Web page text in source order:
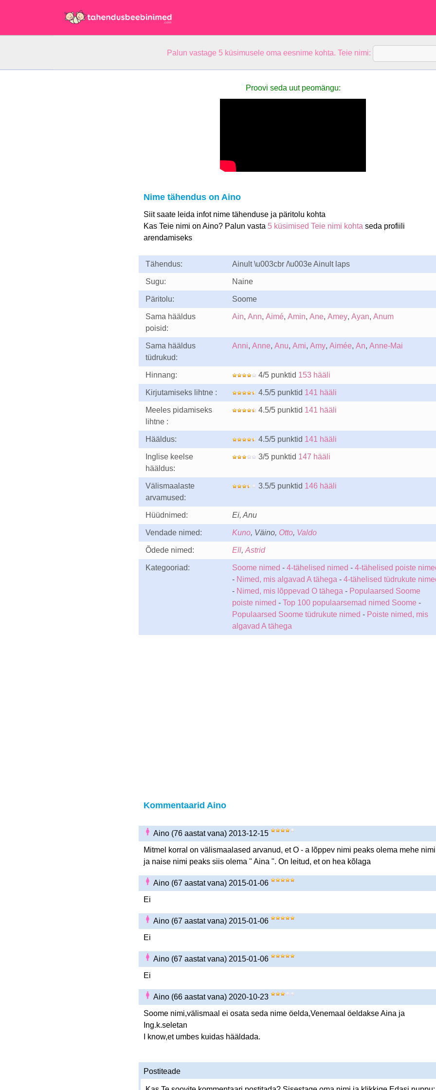
Palun vastage 5 küsimusele oma eesnime kohta. Teie nimi:
Proovi seda uut peomängu:
Nime tähendus on Aino
Siit saate leida infot nime tähenduse ja päritolu kohta
Kas Teie nimi on Aino? Palun vasta 5 küsimised Teie nimi kohta seda profiili
arendamiseks
Tähendus: Ainult \u003cbr /\u003e Ainult laps
Sugu: Naine
Päritolu: Soome
Sama hääldus
poisid:
Ain, Ann, Aimé, Amin, Ane, Amey, Ayan, Anum
Sama hääldus
tüdrukud:
Anni, Anne, Anu, Ami, Amy, Aimée, An, Anne-Mai
Hinnang: 4/5 punktid 153 hääli
Kirjutamiseks lihtne : 4.5/5 punktid 141 hääli
Meeles pidamiseks
lihtne :
4.5/5 punktid 141 hääli
Hääldus: 4.5/5 punktid 141 hääli
Inglise keelse
hääldus:
3/5 punktid 147 hääli
Välismaalaste
arvamused:
3.5/5 punktid 146 hääli
Hüüdnimed: Ei, Anu
Vendade nimed: Kuno, Väino, Otto, Valdo
Õdede nimed: Ell, Astrid
Kategooriad: Soome nimed - 4-tähelised nimed - 4-tähelised poiste
- Nimed, mis algavad A tähega - 4-tähelised tüdrukute
- Nimed, mis lõppevad O tähega - Populaarsed Soome
poiste nimed - Top 100 populaarsemad nimed Soome -
Populaarsed Soome tüdrukute nimed - Poiste nimed, mis
algavad A tähega
Kommentaarid Aino
Aino (76 aastat vana) 2013-12-15
Mitmel korral on välismaalased arvanud, et O - a lõppev nimi peaks olema mehe nimi
ja naise nimi peaks siis olema " Aina ". On leitud, et on hea kõlaga
Aino (67 aastat vana) 2015-01-06
Ei
Aino (67 aastat vana) 2015-01-06
Ei
Aino (67 aastat vana) 2015-01-06
Ei
Aino (66 aastat vana) 2020-10-23
Soome nimi,välismaal ei osata seda nime öelda,Venemaal öeldakse Aina ja
Ing.k.seletan
I know,et umbes kuidas hääldada.
Postiteade